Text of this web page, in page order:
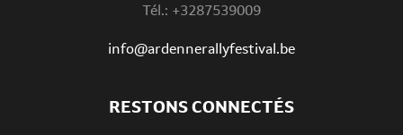
Tél.: +3287539009
info@ardennerallyfestival.be
RESTONS CONNECTÉS